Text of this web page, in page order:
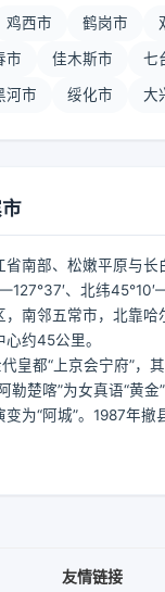
鸡西市 鹤岗市
市 佳木斯市 七
河市 绥化市 大
省南部、松嫩平原与长
、北纬
，南邻五常市，北靠哈
约45公里。
皇都“上京会宁府”，
勒楚喀”为女真语“黄
为“阿城”。1987年撤
友情链接